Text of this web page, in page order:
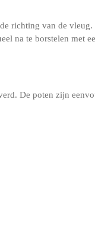
richting van de
na te borstelen met
De poten zijn